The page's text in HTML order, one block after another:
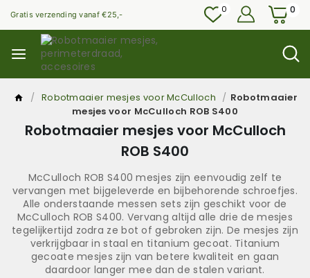
Gratis verzending vanaf €25,- 0 0
/ Robotmaaier mesjes voor McCulloch / Robotmaaier
mesjes voor McCulloch ROB S400
Robotmaaier mesjes voor McCulloch
ROB S400
McCulloch ROB S400 mesjes zijn eenvoudig zelf te
vervangen met bijgeleverde en bijbehorende schroefjes.
Alle onderstaande messen sets zijn geschikt voor de
McCulloch ROB S400. Vervang altijd alle drie de mesjes
tegelijkertijd zodra ze bot of gebroken zijn. De mesjes zijn
verkrijgbaar in staal en titanium gecoat. Titanium
gecoate mesjes zijn van betere kwaliteit en gaan
daardoor langer mee dan de stalen variant.